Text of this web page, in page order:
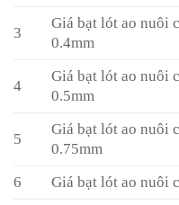
3
Giá bạt lót ao nuôi
0.4mm
4
Giá bạt lót ao nuôi
0.5mm
5
Giá bạt lót ao nuôi
0.75mm
6 Giá bạt lót ao nuôi